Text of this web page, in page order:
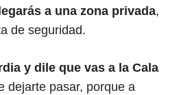
llegarás a una zona privada,
de seguridad.
y dile que vas a la Cala
dejarte pasar, porque a